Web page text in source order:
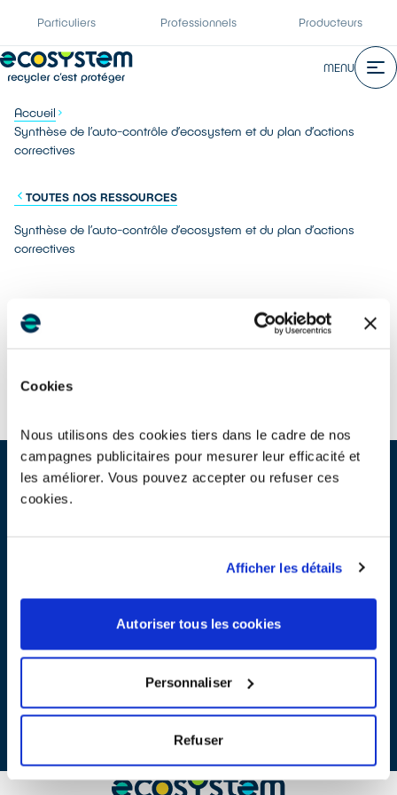
Cookies
Nous utilisons des cookies tiers dans le cadre de nos
campagnes publicitaires pour mesurer leur efficacité et
les améliorer. Vous pouvez accepter ou refuser ces
cookies.
Afficher les détails
Autoriser tous les cookies
Personnaliser
Refuser
Particuliers Professionnels Producteurs
MENU
Accueil
Synthèse de l’auto-contrôle d’ecosystem et du plan d’actions
correctives
TOUTES NOS RESSOURCES
Synthèse de l’auto-contrôle d’ecosystem et du plan d’actions
correctives
Agréments EEE ménagers, professionnels et lampes pour la
période 2021, 2022 et début 2023
Partager :
Conformément aux article L.541-10 et R.541-126 et suivants du
code de l’environnement, ecosystem a fait procéder par un
informations 2023 disponibles à date de l’autocontrôle.
Synthèse de l’auto-contrôle d’ecosystem et du plan
PDF - 612 ko